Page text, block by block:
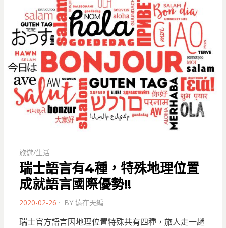
旅遊/生活
瑞士語言有4種，特殊地理位置
成就語言國際優勢!!
POSTED
2020-02-26 BY 遠在天編
瑞士官方語言因地理位置特殊共有四種，旅人走一趟